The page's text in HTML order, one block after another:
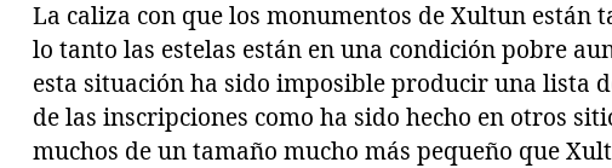
La caliza con que los monumentos de Xultun están
lo tanto las estelas están en una condición pobre
esta situación ha sido imposible producir una lista
de las inscripciones como ha sido hecho en otros
muchos de un tamaño mucho más pequeño que